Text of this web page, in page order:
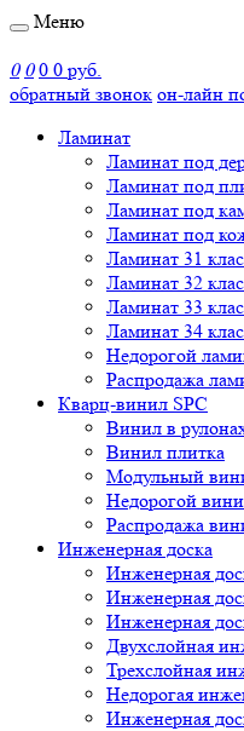
Меню
0 0 0 0 руб.
обратный звонок он-лайн
Ламинат
Ламинат под
Ламинат под
Ламинат под
Ламинат под
Ламинат 31
Ламинат 32
Ламинат 33
Ламинат 34
Недорогой
Распродажа
Кварц-винил SPC
Винил в
Винил плитка
Модульный
Недорогой
Распродажа
Инженерная доска
Инженерная
Инженерная
Инженерная
Двухслойная
Трехслойная
Недорогая
Инженерная